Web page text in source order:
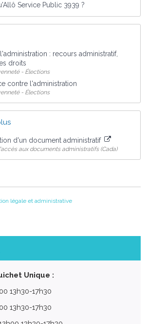
Service Public 3939 ?
l'administration : recours administratif,
droits
- Élections
contre l'administration
- Élections
d'un document administratif
aux documents administratifs (Cada)
légale et administrative
Unique :
13h30-17h30
13h30-17h30